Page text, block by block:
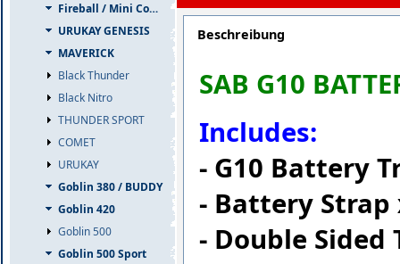
Fireball / Mini Comet
URUKAY GENESIS
MAVERICK
Black Thunder
Black Nitro
THUNDER SPORT
COMET
URUKAY
Goblin 380 / BUDDY
Goblin 420
Goblin 500
Goblin 500 Sport
Beschreibung
SAB G10
Includes:
- G10 Battery
- Battery Strap
- Double Sided